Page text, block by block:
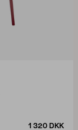
1 320 DKK